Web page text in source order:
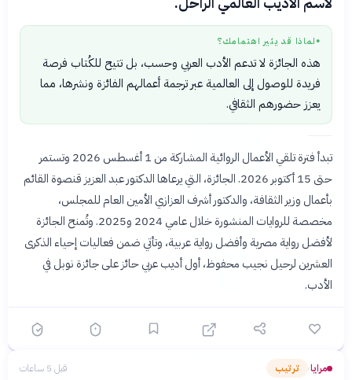
● لماذا قد يثير اهتمامك؟
هذه الجائزة لا تدعم الأدب العربي وحسب، بل تتيح للكُتاب فرصة
فريدة للوصول إلى العالمية عبر ترجمة أعمالهم الفائزة ونشرها، مما
يعزز حضورهم الثقافي.
تبدأ فترة تلقي الأعمال الروائية المشاركة من 1 أغسطس 2026 وتستمر
حتى 15 أكتوبر 2026. الجائزة، التي يرعاها الدكتور عبد العزيز قنصوة القائم
بأعمال وزير الثقافة، والدكتور أشرف العزازي الأمين العام للمجلس،
مخصصة للروايات المنشورة خلال عامي 2024 و2025. وتُمنح الجائزة
لأفضل رواية مصرية وأفضل رواية عربية، وتأتي ضمن فعاليات إحياء الذكرى
العشرين لرحيل نجيب محفوظ، أول أديب عربي حائز على جائزة نوبل في
الأدب.
مرايا› ترتيب قبل 5 ساعات